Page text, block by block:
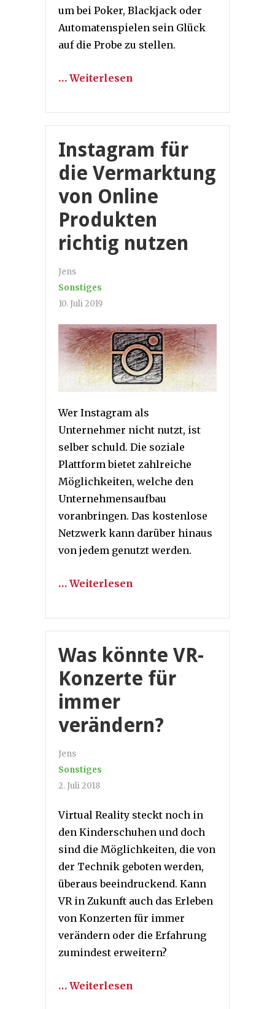
um bei Poker, Blackjack oder
Automatenspielen sein Glück
auf die Probe zu stellen.
… Weiterlesen
Instagram für
die Vermarktung
von Online
Produkten
richtig nutzen
Jens
Sonstiges
10. Juli 2019
Wer Instagram als
Unternehmer nicht nutzt, ist
selber schuld. Die soziale
Plattform bietet zahlreiche
Möglichkeiten, welche den
Unternehmensaufbau
voranbringen. Das kostenlose
Netzwerk kann darüber hinaus
von jedem genutzt werden.
… Weiterlesen
Was könnte VR-
Konzerte für
immer
verändern?
Jens
Sonstiges
2. Juli 2018
Virtual Reality steckt noch in
den Kinderschuhen und doch
sind die Möglichkeiten, die von
der Technik geboten werden,
überaus beeindruckend. Kann
VR in Zukunft auch das Erleben
von Konzerten für immer
verändern oder die Erfahrung
zumindest erweitern?
… Weiterlesen